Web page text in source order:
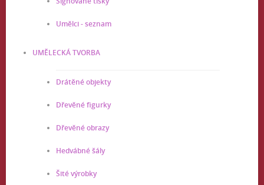
Umělci - seznam
UMĚLECKÁ TVORBA
Drátěné objekty
Dřevěné figurky
Dřevěné obrazy
Hedvábné šály
Šité výrobky